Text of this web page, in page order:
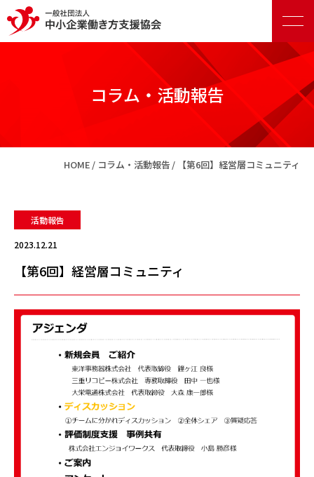
コラム・活動報告
HOME コラム・活動報告 【第6回】経営層コミュニティ
活動報告
2023.12.21
【第6回】経営層コミュニティ